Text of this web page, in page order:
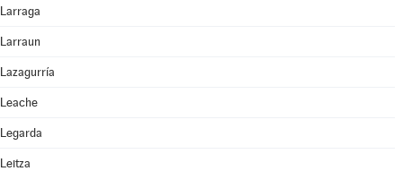
Larraga
Larraun
Lazagurría
Leache
Legarda
Leitza